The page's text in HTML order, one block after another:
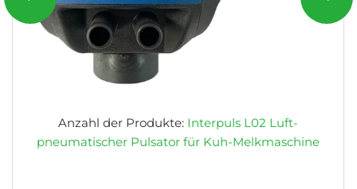
Anzahl der Produkte: Interpuls L02 Luft-
pneumatischer Pulsator für Kuh-Melkmaschine